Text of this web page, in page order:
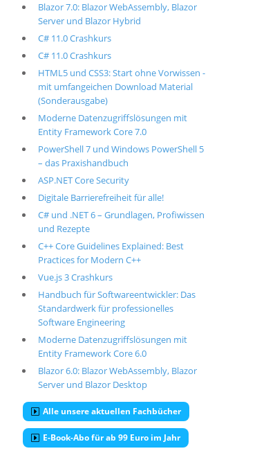
Blazor 7.0: Blazor WebAssembly, Blazor
Server und Blazor Hybrid
C# 11.0 Crashkurs
C# 11.0 Crashkurs
HTML5 und CSS3: Start ohne Vorwissen -
mit umfangeichen Download Material
(Sonderausgabe)
Moderne Datenzugriffslösungen mit
Entity Framework Core 7.0
PowerShell 7 und Windows PowerShell 5
– das Praxishandbuch
ASP.NET Core Security
Digitale Barrierefreiheit für alle!
C# und .NET 6 – Grundlagen, Profiwissen
und Rezepte
C++ Core Guidelines Explained: Best
Practices for Modern C++
Vue.js 3 Crashkurs
Handbuch für Softwareentwickler: Das
Standardwerk für professionelles
Software Engineering
Moderne Datenzugriffslösungen mit
Entity Framework Core 6.0
Blazor 6.0: Blazor WebAssembly, Blazor
Server und Blazor Desktop
Alle unsere aktuellen Fachbücher
E-Book-Abo für ab 99 Euro im Jahr